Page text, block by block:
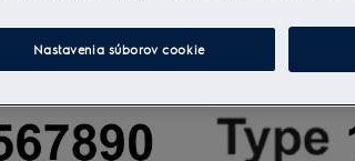
Nastavenia súborov cookie